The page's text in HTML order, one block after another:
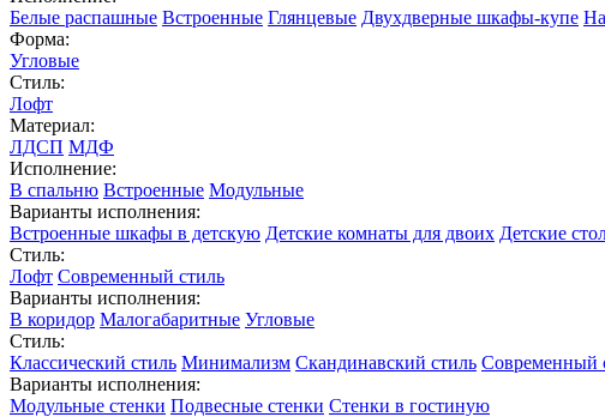
Белые распашные Встроенные Глянцевые Двухдверные шкафы-купе
Форма:
Угловые
Стиль:
Лофт
Материал:
ЛДСП МДФ
Исполнение:
В спальню Встроенные Модульные
Варианты исполнения:
Встроенные шкафы в детскую Детские комнаты для двоих Детские
Стиль:
Лофт Современный стиль
Варианты исполнения:
В коридор Малогабаритные Угловые
Стиль:
Классический стиль Минимализм Скандинавский стиль Современный
Варианты исполнения:
Модульные стенки Подвесные стенки Стенки в гостиную